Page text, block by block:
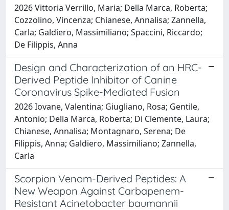
2026 Vittoria Verrillo, Maria; Della Marca, Roberta;
Cozzolino, Vincenza; Chianese, Annalisa; Zannella,
Carla; Galdiero, Massimiliano; Spaccini, Riccardo;
De Filippis, Anna
Design and Characterization of an HRC-
Derived Peptide Inhibitor of Canine
Coronavirus Spike-Mediated Fusion
2026 Iovane, Valentina; Giugliano, Rosa; Gentile,
Antonio; Della Marca, Roberta; Di Clemente, Laura;
Chianese, Annalisa; Montagnaro, Serena; De
Filippis, Anna; Galdiero, Massimiliano; Zannella,
Carla
Scorpion Venom-Derived Peptides: A
New Weapon Against Carbapenem-
Resistant Acinetobacter baumannii